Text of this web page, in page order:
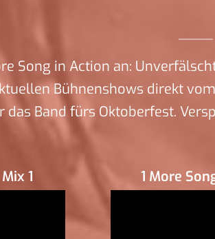
Song in Action an:
Bühnenshows direkt
Band fürs Oktoberfest.
1 1 More